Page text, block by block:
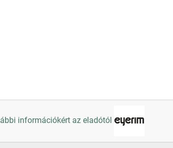
információkért az eladótól